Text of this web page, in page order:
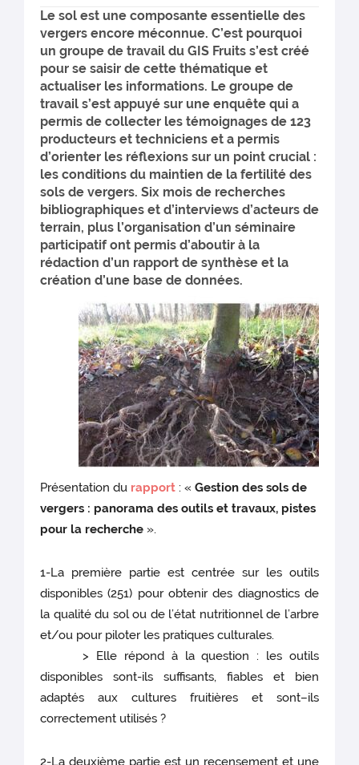
Le sol est une composante essentielle des
vergers encore méconnue. C’est pourquoi
un groupe de travail du GIS Fruits s’est créé
pour se saisir de cette thématique et
actualiser les informations. Le groupe de
travail s’est appuyé sur une enquête qui a
permis de collecter les témoignages de 123
producteurs et techniciens et a permis
d’orienter les réflexions sur un point crucial :
les conditions du maintien de la fertilité des
sols de vergers. Six mois de recherches
bibliographiques et d’interviews d’acteurs de
terrain, plus l’organisation d’un séminaire
participatif ont permis d’aboutir à la
rédaction d’un rapport de synthèse et la
création d’une base de données.
Présentation du rapport : «Gestion des sols de
vergers : panorama des outils et travaux, pistes
pour la recherche ».
1-La première partie est centrée sur les outils
disponibles (251) pour obtenir des diagnostics de
la qualité du sol ou de l’état nutritionnel de l’arbre
et/ou pour piloter les pratiques culturales.
> Elle répond à la question : les outils
disponibles sont-ils suffisants, fiables et bien
adaptés aux cultures fruitières et sont–ils
correctement utilisés ?
2-La deuxième partie est un recensement et une